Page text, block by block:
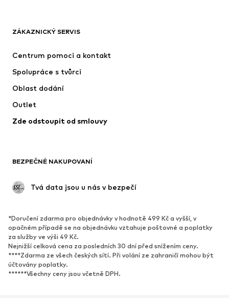
Bundy
Obleky & saka
Plavky
Příležitosti
Upcyklace
Nové
Kotníkové boty & kozačky
Polobotky
SPORT
Sportovní oblečení
Druhy sportů
Sportovní boty
ZÁKAZNICKÝ SERVIS
Centrum pomoci a kontakt
Spolupráce s tvůrci
Oblast dodání
Outlet
Zde odstoupit od smlouvy
BEZPEČNÉ NAKUPOVANÍ
Tvá data jsou u nás v bezpečí
*Doručení zdarma pro objednávky v hodnotě 499 Kč a vyšší, v
opačném případě se na objednávku vztahuje poštovné a poplatky
za služby ve výši 49 Kč.
Nejnižší celková cena za posledních 30 dní před snížením ceny.
****Zdarma ze všech českých sítí. Při volání ze zahraničí mohou být
účtovány poplatky.
******Všechny ceny jsou včetně DPH.